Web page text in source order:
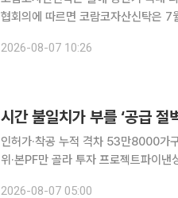
협회의에 따르면 코람코자산신탁은
(LH)는 31개 리츠, 16조1836억 원(
2026-08-07 10:26
시간 불일치가 부를 ‘공급
인허가·착공 누적 격차 53만8000가
위·본PF만 골라 투자 프로젝트파이낸싱(PF) 건전성 규제가 내년부터 시행되지만 대출을 대신할 자
2026-08-07 05:00